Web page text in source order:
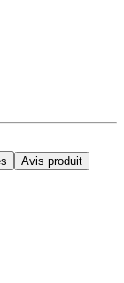
Avis produit